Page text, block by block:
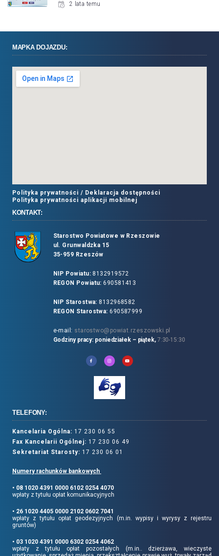
2 lata temu
MAPKA DOJAZDU:
Polityka prywatności / Deklaracja dostępności
Polityka prywatności aplikacji mobilnej
KONTAKT:
Starostwo Powiatowe w Rzeszowie
ul. Grunwaldzka 15
35-959 Rzeszów
NIP Powiatu:8132919572
REGON Powiatu: 690581413
NIP Starostwa: 8132968582
REGON Starostwa: 690587999
e-mail: starostwo@powiat.rzeszowski.pl
Godziny pracy: poniedziałek – piątek, 7:30-15:30
TELEFONY:
Kancelaria Ogólna: 17 230 06 55
Fax Kancelarii Ogólnej: 17 230 06 49
Sekretariat Starosty: 17 230 06 01
Numery rachunków bankowych
• 08 1020 4391 0000 6102 0254 4070
wpłaty z tytułu opłat komunikacyjnych
• 26 1020 4405 0000 2102 0602 7041
wpłaty z tytułu opłat geodezyjnych (m.in. wypisy i wyrysy z rejestru
gruntów)
• 03 1020 4391 0000 6302 0254 4062
wpłaty z tytułu opłat pozostałych (m.in.. dzierżawa, wieczyste